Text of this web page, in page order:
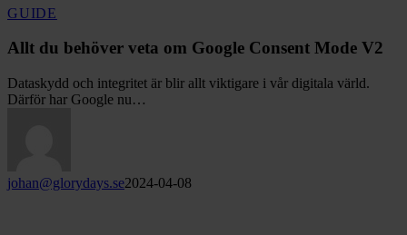
GUIDE
behöver
om
Google
Consent
Allt du behöver veta om Google Consent Mode V2
Dataskydd och integritet är blir allt viktigare i vår digitala värld.
Därför har Google nu…
johan@glorydays.se2024-04-08